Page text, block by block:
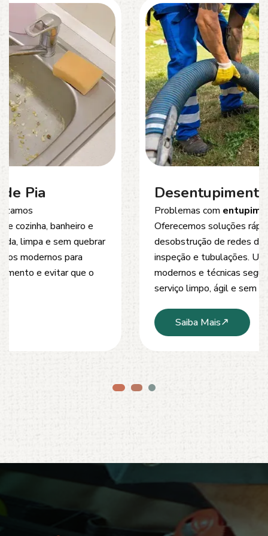
Desentupimento de Esgoto
Problemas com entupimento de esgoto?
Oferecemos soluções rápidas e eficientes para
desobstrução de redes de esgoto, caixas de
inspeção e tubulações. Utilizamos equipamentos
modernos e técnicas seguras que garantem um
serviço limpo, ágil e sem danos à estrutura.